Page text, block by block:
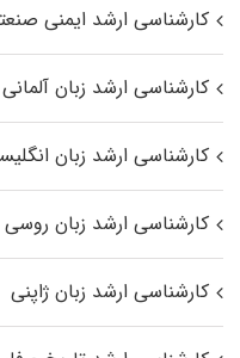
کارشناسی ارشد ایمنی
کارشناسی ارشد زبان آلمانی
کارشناسی ارشد زبان
کارشناسی ارشد زبان روسی
کارشناسی ارشد زبان ژاپنی